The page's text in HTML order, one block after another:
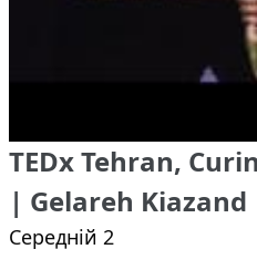
TEDx Tehran,
| Gelareh Kiazand
Середній 2